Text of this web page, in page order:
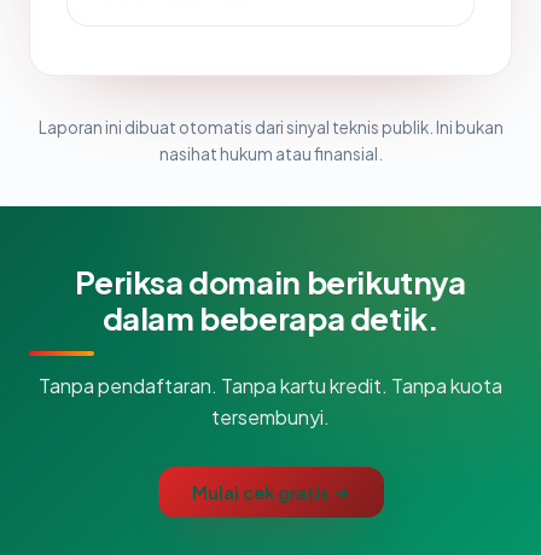
Laporan ini dibuat otomatis dari sinyal teknis publik. Ini bukan
nasihat hukum atau finansial.
Periksa domain berikutnya
dalam beberapa detik.
Tanpa pendaftaran. Tanpa kartu kredit. Tanpa kuota
tersembunyi.
Mulai cek gratis →